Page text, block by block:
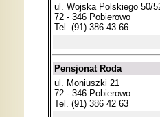
ul. Wojska Polskiego 50/
72 - 346 Pobierowo
Tel. (91) 386 43 66
Pensjonat Roda
ul. Moniuszki 21
72 - 346 Pobierowo
Tel. (91) 386 42 63